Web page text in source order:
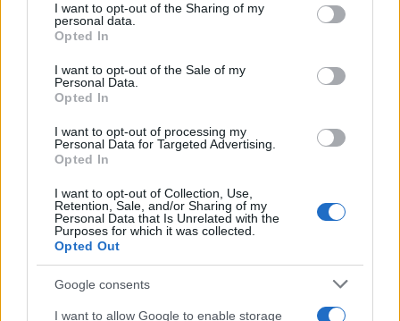
not limited to your visit or usage behaviour. You may click to
grant or deny consent to Google and its third-party tags to
use your data for below specified purposes in below Google
consent section.
I want to opt-out of the Sharing of my
personal data.
Opted In
I want to opt-out of the Sale of my
Personal Data.
Opted In
I want to opt-out of processing my
Personal Data for Targeted Advertising.
Opted In
I want to opt-out of Collection, Use,
Retention, Sale, and/or Sharing of my
Personal Data that Is Unrelated with the
Purposes for which it was collected.
Opted Out
Google consents
I want to allow Google to enable storage
χρόνια έχει εκφράσει επανειλημμένα τις απόψεις
του για τον πόλεμο στη Μέση Ανατολή και έχει
δηλώσει δημόσια την αλληλεγγύη του προς τους
Παλαιστίνιους.
Σε προηγούμενες δημόσιες εμφανίσεις του είχε
χρησιμοποιήσει διεθνείς διοργανώσεις και τελετές
απονομής βραβείων για να περάσει το μήνυμά του,
ενώ είχε εμφανιστεί και με παλαιστινιακή κεφίγια
στο κόκκινο χαλί των
Επίσης, σε τελετή απονομής των
, είχε